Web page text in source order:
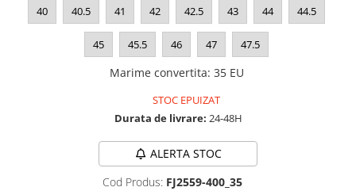
40 40.5 41 42 42.5 43 44 44.5
45 45.5 46 47 47.5
Marime convertita: 35 EU
STOC EPUIZAT
Durata de livrare: 24-48H
ALERTA STOC
Cod Produs: FJ2559-400_35